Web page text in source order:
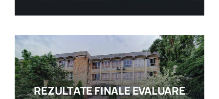
REZULTATE FINALE EVALUARE